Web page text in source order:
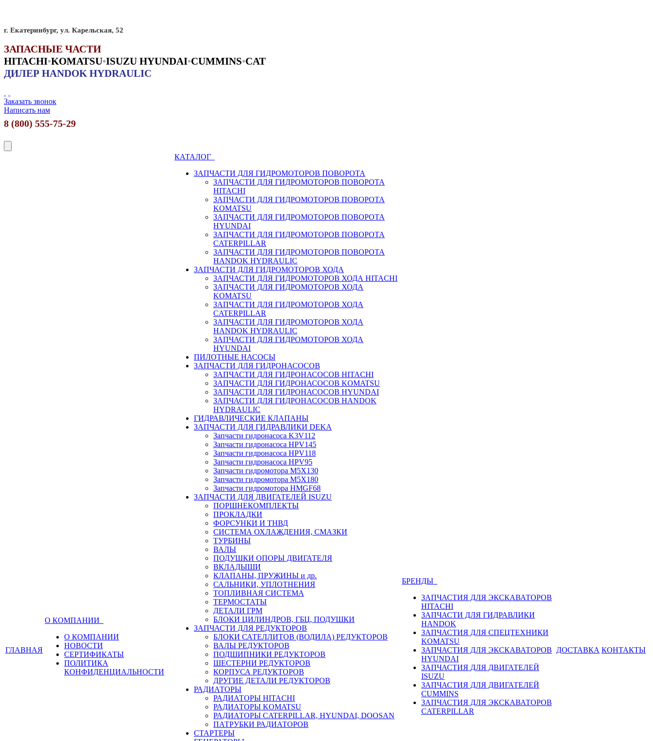
г. Екатеринбург, ул. Карельская, 52
ЗАПАСНЫЕ ЧАСТИ
HITACHI•KOMATSU•ISUZU HYUNDAI•CUMMINS•CAT
ДИЛЕР HANDOK HYDRAULIC
Заказать звонок
Написать нам
8 (800) 555-75-29
ГЛАВНАЯ
О КОМПАНИИ
О КОМПАНИИ
НОВОСТИ
СЕРТИФИКАТЫ
ПОЛИТИКА
КОНФИДЕНЦИАЛЬНОСТИ
КАТАЛОГ
ЗАПЧАСТИ ДЛЯ ГИДРОМОТОРОВ ПОВОРОТА
ЗАПЧАСТИ ДЛЯ ГИДРОМОТОРОВ ПОВОРОТА
HITACHI
ЗАПЧАСТИ ДЛЯ ГИДРОМОТОРОВ ПОВОРОТА
KOMATSU
ЗАПЧАСТИ ДЛЯ ГИДРОМОТОРОВ ПОВОРОТА
HYUNDAI
ЗАПЧАСТИ ДЛЯ ГИДРОМОТОРОВ ПОВОРОТА
CATERPILLAR
ЗАПЧАСТИ ДЛЯ ГИДРОМОТОРОВ ПОВОРОТА
HANDOK HYDRAULIC
ЗАПЧАСТИ ДЛЯ ГИДРОМОТОРОВ ХОДА
ЗАПЧАСТИ ДЛЯ ГИДРОМОТОРОВ ХОДА HITACHI
ЗАПЧАСТИ ДЛЯ ГИДРОМОТОРОВ ХОДА
KOMATSU
ЗАПЧАСТИ ДЛЯ ГИДРОМОТОРОВ ХОДА
CATERPILLAR
ЗАПЧАСТИ ДЛЯ ГИДРОМОТОРОВ ХОДА
HANDOK HYDRAULIC
ЗАПЧАСТИ ДЛЯ ГИДРОМОТОРОВ ХОДА
HYUNDAI
ПИЛОТНЫЕ НАСОСЫ
ЗАПЧАСТИ ДЛЯ ГИДРОНАСОСОВ
ЗАПЧАСТИ ДЛЯ ГИДРОНАСОСОВ HITACHI
ЗАПЧАСТИ ДЛЯ ГИДРОНАСОСОВ KOMATSU
ЗАПЧАСТИ ДЛЯ ГИДРОНАСОСОВ HYUNDAI
ЗАПЧАСТИ ДЛЯ ГИДРОНАСОСОВ HANDOK
HYDRAULIC
ГИДРАВЛИЧЕСКИЕ КЛАПАНЫ
ЗАПЧАСТИ ДЛЯ ГИДРАВЛИКИ DEKA
Запчасти гидронасоса K3V112
Запчасти гидронасоса HPV145
Запчасти гидронасоса HPV118
Запчасти гидронасоса HPV95
Запчасти гидромотора M5X130
Запчасти гидромотора M5X180
Запчасти гидромотора HMGF68
ЗАПЧАСТИ ДЛЯ ДВИГАТЕЛЕЙ ISUZU
ПОРШНЕКОМПЛЕКТЫ
ПРОКЛАДКИ
ФОРСУНКИ И ТНВД
СИСТЕМА ОХЛАЖДЕНИЯ, СМАЗКИ
ТУРБИНЫ
ВАЛЫ
ПОДУШКИ ОПОРЫ ДВИГАТЕЛЯ
ВКЛАДЫШИ
КЛАПАНЫ, ПРУЖИНЫ и др.
САЛЬНИКИ, УПЛОТНЕНИЯ
ТОПЛИВНАЯ СИСТЕМА
ТЕРМОСТАТЫ
ДЕТАЛИ ГРМ
БЛОКИ ЦИЛИНДРОВ, ГБЦ, ПОДУШКИ
ЗАПЧАСТИ ДЛЯ РЕДУКТОРОВ
БЛОКИ САТЕЛЛИТОВ (ВОДИЛА) РЕДУКТОРОВ
ВАЛЫ РЕДУКТОРОВ
ПОДШИПНИКИ РЕДУКТОРОВ
ШЕСТЕРНИ РЕДУКТОРОВ
КОРПУСА РЕДУКТОРОВ
ДРУГИЕ ДЕТАЛИ РЕДУКТОРОВ
РАДИАТОРЫ
РАДИАТОРЫ HITACHI
РАДИАТОРЫ KOMATSU
РАДИАТОРЫ CATERPILLAR, HYUNDAI, DOOSAN
ПАТРУБКИ РАДИАТОРОВ
СТАРТЕРЫ
БРЕНДЫ
ЗАПЧАСТИЯ ДЛЯ ЭКСКАВАТОРОВ
HITACHI
ЗАПЧАСТИ ДЛЯ ГИДРАВЛИКИ
HANDOK
ЗАПЧАСТИЯ ДЛЯ СПЕЦТЕХНИКИ
KOMATSU
ЗАПЧАСТИЯ ДЛЯ ЭКСКАВАТОРОВ
HYUNDAI
ЗАПЧАСТИЯ ДЛЯ ДВИГАТЕЛЕЙ
ISUZU
ЗАПЧАСТИЯ ДЛЯ ДВИГАТЕЛЕЙ
CUMMINS
ЗАПЧАСТИЯ ДЛЯ ЭКСКАВАТОРОВ
CATERPILLAR
ДОСТАВКА КОНТАКТЫ